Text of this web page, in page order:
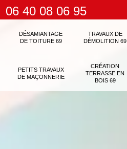
06 40 08 06 95
DÉSAMIANTAGE
DE TOITURE 69
TRAVAUX DE
DÉMOLITION 69
PETITS TRAVAUX
DE MAÇONNERIE
CRÉATION
TERRASSE EN
BOIS 69